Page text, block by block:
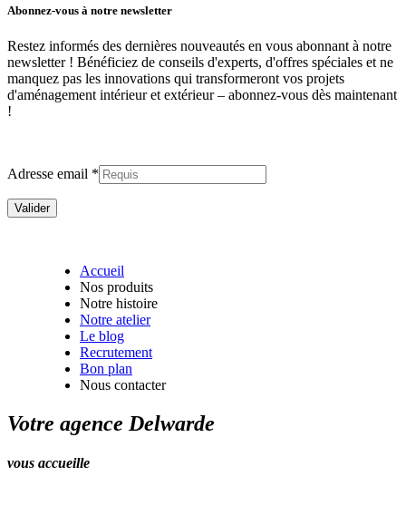
Abonnez-vous à notre newsletter
Restez informés des dernières nouveautés en vous abonnant à notre
newsletter ! Bénéficiez de conseils d'experts, d'offres spéciales et ne
manquez pas les innovations qui transformeront vos projets
d'aménagement intérieur et extérieur – abonnez-vous dès maintenant
!
Adresse email *
Accueil
Nos produits
Notre histoire
Notre atelier
Le blog
Recrutement
Bon plan
Nous contacter
Votre agence Delwarde
vous accueille